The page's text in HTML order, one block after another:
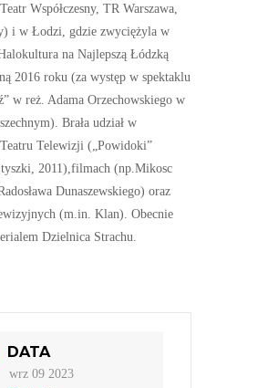
Współczesny, TR Warszawa,
i w Łodzi, gdzie zwyciężyla w
na Najlepszą Łódzką
2016 roku (za występ w spektaklu
w reż. Adama Orzechowskiego w
Brała udział w
Telewizji („Powidoki”
2011),filmach (np.Mikosc
Dunaszewskiego) oraz
(m.in. Klan). Obecnie
Dzielnica Strachu.
DATA
wrz 09 2023